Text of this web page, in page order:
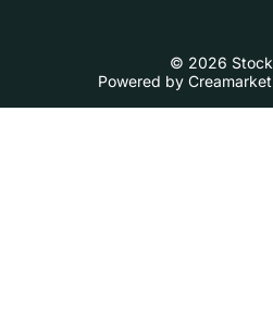
© 2026
Powered by